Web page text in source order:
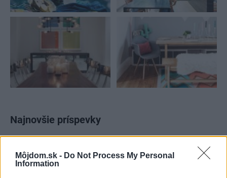
Môjdom.sk - Do Not Process My Personal
Information
Najnovšie príspevky
Re: Takto sa rieši málo úložného miesta. V tomto byte
stačil jeden prvok | Môjdom.sk